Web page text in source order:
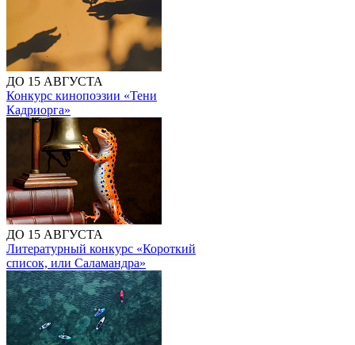
ДО 15 АВГУСТА
Конкурс кинопоэзии «Тени
Кадриорга»
ДО 15 АВГУСТА
Литературный конкурс «Короткий
список, или Саламандра»